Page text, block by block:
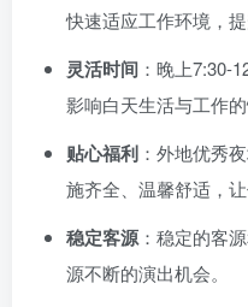
快速适应工作环境，提
灵活时间 ：晚上7:30-
影响白天生活与工作
贴心福利 ：外地优秀
施齐全、温馨舒适，
稳定客源 ：稳定的客
源不断的演出机会。